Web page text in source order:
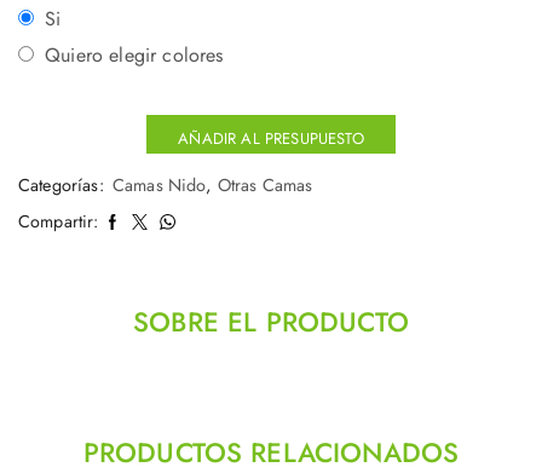
Si
Quiero elegir colores
AÑADIR AL PRESUPUESTO
Categorías: Camas Nido, Otras Camas
Compartir:
SOBRE EL PRODUCTO
PRODUCTOS RELACIONADOS